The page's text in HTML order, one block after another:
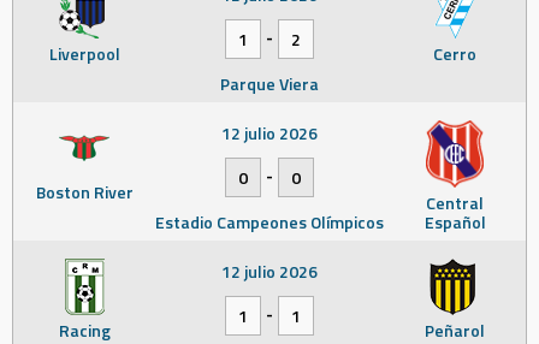
Liverpool Cerro
1
-
2
Parque Viera
Boston River Central
Español
12 julio 2026
0
-
0
Estadio Campeones Olímpicos
Racing Peñarol
12 julio 2026
1
-
1